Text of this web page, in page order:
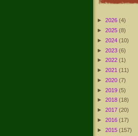
► 2026 (4)
► 2025 (8)
► 2024 (10)
► 2023 (6)
► 2022 (1)
► 2021 (11)
► 2020 (7)
► 2019 (5)
► 2018 (18)
► 2017 (20)
► 2016 (17)
► 2015 (157)